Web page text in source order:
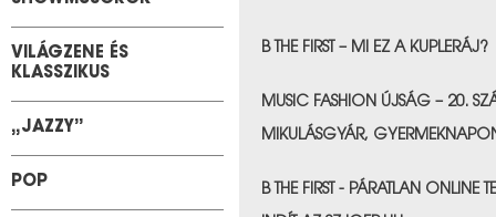
VILÁGZENE ÉS
KLASSZIKUS
„JAZZY”
POP
B THE FIRST – MI EZ A KUPLERÁJ?
MUSIC FASHION ÚJSÁG – 20.
MIKULÁSGYÁR,
B THE FIRST - PÁRATLAN ONLINE